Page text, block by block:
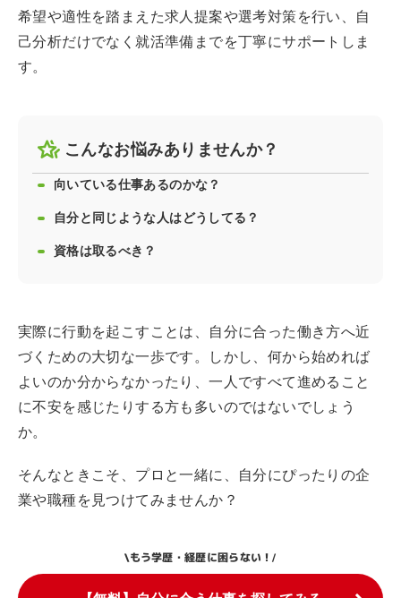
希望や適性を踏まえた求人提案や選考対策を行い、自
己分析だけでなく就活準備までを丁寧にサポートしま
す。
こんなお悩みありませんか？
向いている仕事あるのかな？
自分と同じような人はどうしてる？
資格は取るべき？
実際に行動を起こすことは、自分に合った働き方へ近
づくための大切な一歩です。しかし、何から始めれば
よいのか分からなかったり、一人ですべて進めること
に不安を感じたりする方も多いのではないでしょう
か。
そんなときこそ、プロと一緒に、自分にぴったりの企
業や職種を見つけてみませんか？
\もう学歴・経歴に困らない！/